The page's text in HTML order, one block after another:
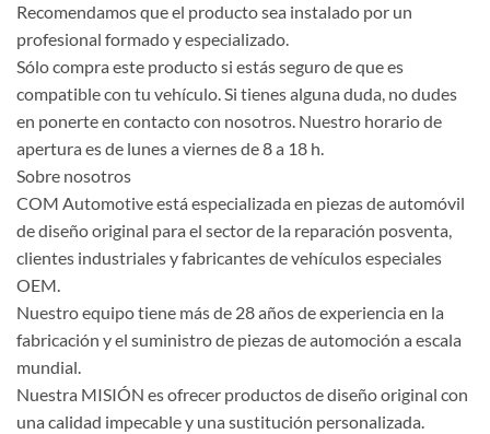
Recomendamos que el producto sea instalado por un
profesional formado y especializado.
Sólo compra este producto si estás seguro de que es
compatible con tu vehículo. Si tienes alguna duda, no dudes
en ponerte en contacto con nosotros. Nuestro horario de
apertura es de lunes a viernes de 8 a 18 h.
Sobre nosotros
COM Automotive está especializada en piezas de automóvil
de diseño original para el sector de la reparación posventa,
clientes industriales y fabricantes de vehículos especiales
OEM.
Nuestro equipo tiene más de 28 años de experiencia en la
fabricación y el suministro de piezas de automoción a escala
mundial.
Nuestra MISIÓN es ofrecer productos de diseño original con
una calidad impecable y una sustitución personalizada.